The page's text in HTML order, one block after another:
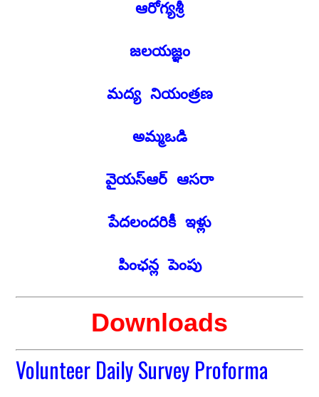
ఆరోగ్యశ్రీ
జలయజ్ఞం
మద్య నియంత్రణ
అమ్మఒడి
వైయస్ఆర్ ఆసరా
పేదలందరికీ ఇళ్లు
పింఛన్ల పెంపు
Downloads
Volunteer Daily Survey Proforma